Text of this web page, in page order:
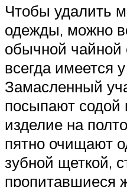
Чтобы удалить
одежды, можно
обычной чайной
всегда имеется
Замасленный
посыпают содой
изделие на
пятно очищают
зубной щеткой,
пропитавшиеся